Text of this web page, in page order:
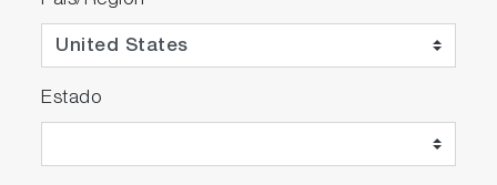
Estado